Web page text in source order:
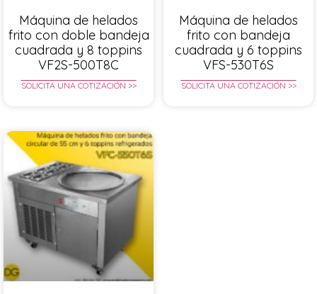
Máquina de helados
frito con doble bandeja
cuadrada y 8 toppins
VF2S-500T8C
SOLICITA UNA COTIZACIÓN >>
Máquina de helados
frito con bandeja
cuadrada y 6 toppins
VFS-530T6S
SOLICITA UNA COTIZACIÓN >>